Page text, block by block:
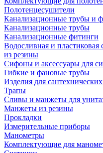
Полотенцесушители
Канализационные трубы и
Канализационные трубы
Канализационные фитинги
Водосливная и пластиковая
из резины
Сифоны и аксессуары для
Гибкие и фановые трубы
Изделия для
Трапы
Сливы и манжеты для
Манжеты из резины
Прокладки
Измерительные приборы
Манометры
Комплектующие для